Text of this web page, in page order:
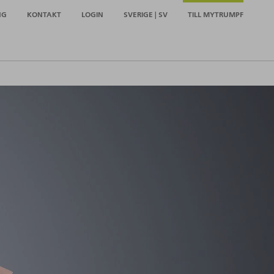
KONTAKT LOGIN SVERIGE | SV TILL MYTRUMPF